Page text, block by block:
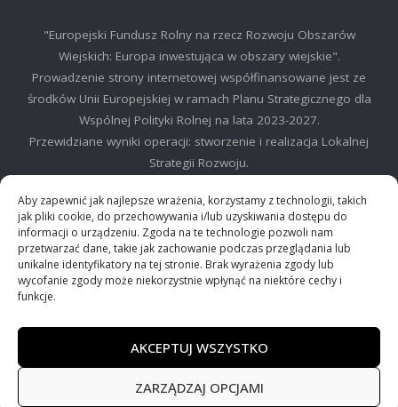
Aby zapewnić jak najlepsze wrażenia, korzystamy z technologii, takich
jak pliki cookie, do przechowywania i/lub uzyskiwania dostępu do
informacji o urządzeniu. Zgoda na te technologie pozwoli nam
przetwarzać dane, takie jak zachowanie podczas przeglądania lub
unikalne identyfikatory na tej stronie. Brak wyrażenia zgody lub
wycofanie zgody może niekorzystnie wpłynąć na niektóre cechy i
funkcje.
AKCEPTUJ WSZYSTKO
ZARZĄDZAJ OPCJAMI
"Europejski Fundusz Rolny na rzecz Rozwoju Obszarów
Wiejskich: Europa inwestująca w obszary wiejskie".
Prowadzenie strony internetowej współfinansowane jest ze
środków Unii Europejskiej w ramach Planu Strategicznego dla
Wspólnej Polityki Rolnej na lata 2023-2027.
Przewidziane wyniki operacji: stworzenie i realizacja Lokalnej
Strategii Rozwoju.
©2024 Stowarzyszenie Lokalna Grupa działania "Między Dalinem i